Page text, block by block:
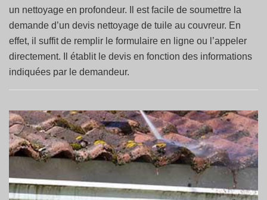
un nettoyage en profondeur. Il est facile de soumettre la
demande d’un devis nettoyage de tuile au couvreur. En
effet, il suffit de remplir le formulaire en ligne ou l’appeler
directement. Il établit le devis en fonction des informations
indiquées par le demandeur.